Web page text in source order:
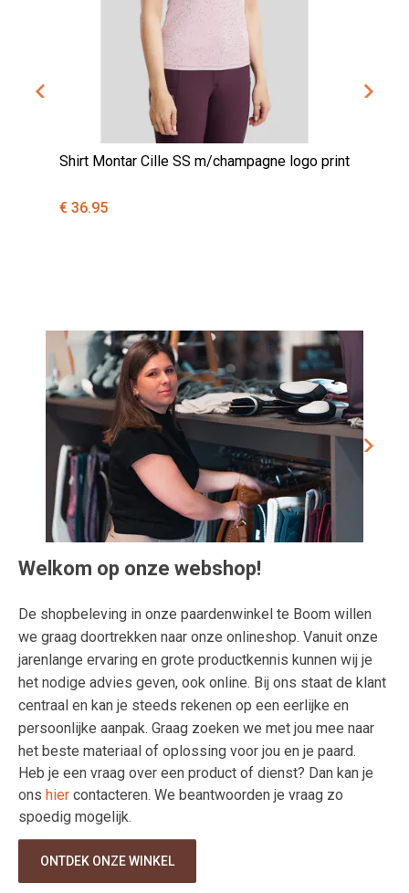
Shirt Montar Cille SS m/champagne logo print
€ 36.95
Welkom op onze webshop!
De shopbeleving in onze paardenwinkel te Boom willen
we graag doortrekken naar onze onlineshop. Vanuit onze
jarenlange ervaring en grote productkennis kunnen wij je
het nodige advies geven, ook online. Bij ons staat de klant
centraal en kan je steeds rekenen op een eerlijke en
persoonlijke aanpak. Graag zoeken we met jou mee naar
het beste materiaal of oplossing voor jou en je paard.
Heb je een vraag over een product of dienst? Dan kan je
ons hier contacteren. We beantwoorden je vraag zo
spoedig mogelijk.
ONTDEK ONZE WINKEL